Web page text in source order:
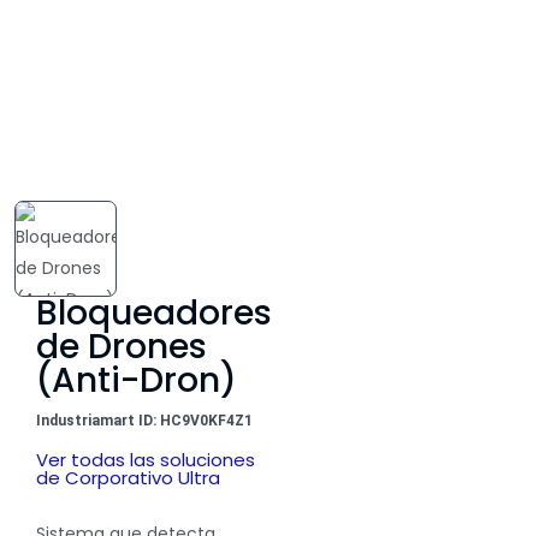
Bloqueadores
de Drones
(Anti-Dron)
Industriamart ID: HC9V0KF4Z1
Ver todas las soluciones
de Corporativo Ultra